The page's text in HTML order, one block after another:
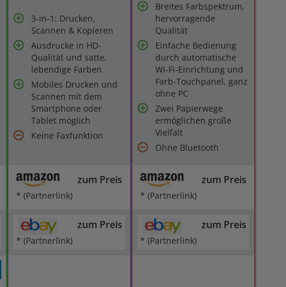
3-in-1: Drucken,
Scannen & Kopieren
Ausdrucke in HD-
Qualität und satte,
lebendige Farben
Mobiles Drucken und
Scannen mit dem
Smartphone oder
Tablet möglich
Keine Faxfunktion
Breites Farbspektrum,
hervorragende
Qualität
Einfache Bedienung
durch automatische
Wi-Fi-Einrichtung und
Farb-Touchpanel, ganz
ohne PC
Zwei Papierwege
ermöglichen große
Vielfalt
Ohne Bluetooth
zum Preis
* (Partnerlink)
zum Preis
* (Partnerlink)
zum Preis
* (Partnerlink)
zum Preis
* (Partnerlink)